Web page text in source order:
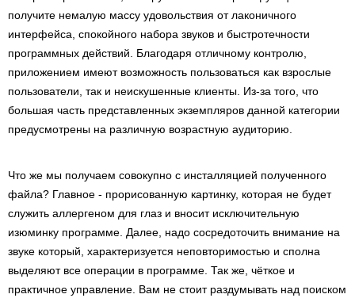
получите немалую массу удовольствия от лаконичного
интерфейса, спокойного набора звуков и быстротечности
программных действий. Благодаря отличному контролю,
приложением имеют возможность пользоваться как взрослые
пользователи, так и неискушенные клиенты. Из-за того, что
большая часть представленных экземпляров данной категории
предусмотрены на различную возрастную аудиторию.
Что же мы получаем совокупно с инсталляцией полученного
файла? Главное - прорисованную картинку, которая не будет
служить аллергеном для глаз и вносит исключительную
изюминку программе. Далее, надо сосредоточить внимание на
звуке который, характеризуется неповторимостью и сполна
выделяют все операции в программе. Так же, чёткое и
практичное управление. Вам не стоит раздумывать над поиском